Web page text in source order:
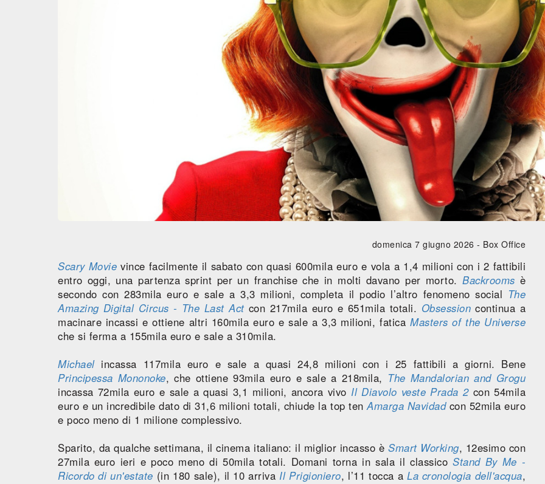
domenica 7 giugno 2026 - Box Office
Scary Movie vince facilmente il sabato con quasi 600mila euro e vola a 1,4 milioni con i 2 fattibili
entro oggi, una partenza sprint per un franchise che in molti davano per morto.Backrooms è
secondo con 283mila euro e sale a 3,3 milioni, completa il podio l’altro fenomeno social The
Amazing Digital Circus - The Last Actcon 217mila euro e 651mila totali. Obsession continua a
macinare incassi e ottiene altri 160mila euro e sale a 3,3 milioni, faticaMasters of the Universe
che si ferma a 155mila euro e sale a 310mila.
Michaelincassa 117mila euro e sale a quasi 24,8 milioni con i 25 fattibili a giorni. Bene
Principessa Mononoke, che ottiene 93mila euro e sale a 218mila, The Mandalorian and Grogu
incassa 72mila euro e sale a quasi 3,1 milioni, ancora vivo Il Diavolo veste Prada 2con 54mila
euro e un incredibile dato di 31,6 milioni totali, chiude la top tenAmarga Navidadcon 52mila euro
e poco meno di 1 milione complessivo.
Sparito, da qualche settimana, il cinema italiano: il miglior incasso èSmart Working, 12esimo con
27mila euro ieri e poco meno di 50mila totali. Domani torna in sala il classicoStand By Me -
Ricordo di un'estate (in 180 sale), il 10 arriva Il Prigioniero, l’11 tocca aLa cronologia dell'acqua,